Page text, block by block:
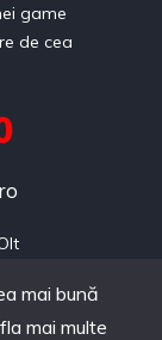
game
de cea
mai bună
mai multe